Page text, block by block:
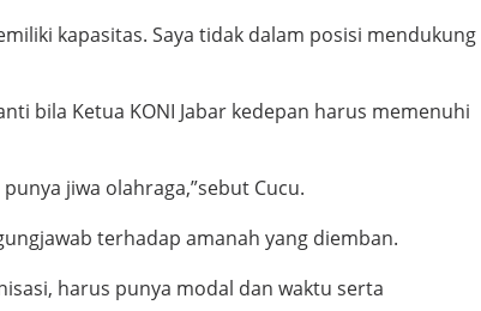
kapasitas. Saya tidak dalam posisi mendukung
bila Ketua KONI Jabar kedepan harus memenuhi
jiwa olahraga,”sebut Cucu.
terhadap amanah yang diemban.
harus punya modal dan waktu serta